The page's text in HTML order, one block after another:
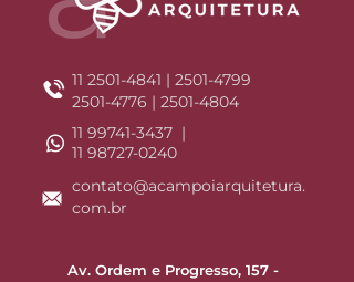
11 2501-4841 | 2501-4799
2501-4776 | 2501-4804
11 98727-0240
11 99741-3437 |
contato@acampoiarquitetura.
com.br
Av. Ordem e Progresso, 157 -